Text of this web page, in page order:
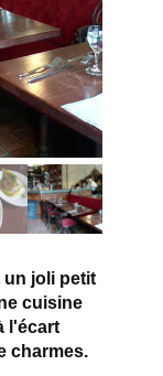
un joli petit
cuisine
l'écart
charmes.